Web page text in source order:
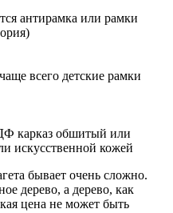
антирамка или рамки
всего детские рамки
карказ обшитый или
искусственной кожей
бывает очень сложно.
дерево, а дерево, как
цена не может быть